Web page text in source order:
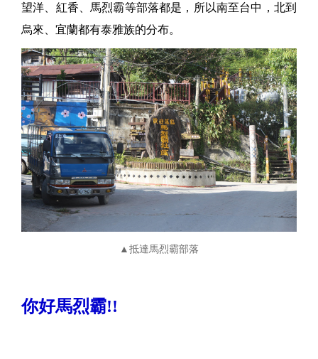
望洋、紅香、馬烈霸等部落都是，所以南至台中，北到
烏來、宜蘭都有泰雅族的分布。
▲抵達馬烈霸部落
你好馬烈霸!!